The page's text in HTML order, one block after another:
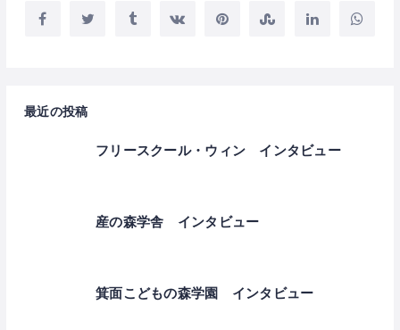
最近の投稿
フリースクール・ウィン インタビュー
産の森学舎 インタビュー
箕面こどもの森学園 インタビュー